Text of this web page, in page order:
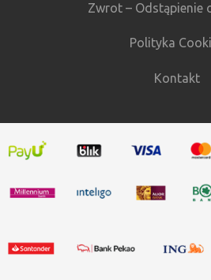
Zwrot – Odstąpienie
Polityka
Kontakt